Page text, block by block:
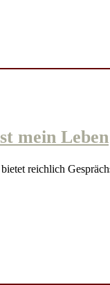
mein Leben
reichlich